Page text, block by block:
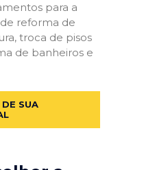
para a
de reforma de
troca de pisos
de banheiros e
SUA